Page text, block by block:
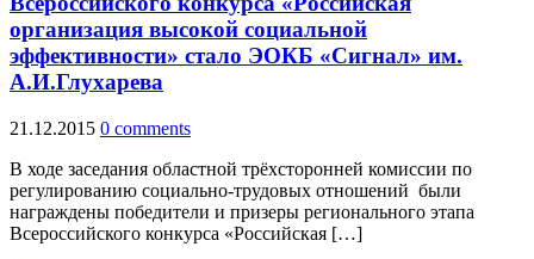
организация высокой социальной
эффективности» стало ЭОКБ «Сигнал» им.
А.И.Глухарева
21.12.2015 0 comments
В ходе заседания областной трёхсторонней комиссии по
регулированию социально-трудовых отношений были
награждены победители и призеры регионального этапа
Всероссийского конкурса «Российская […]